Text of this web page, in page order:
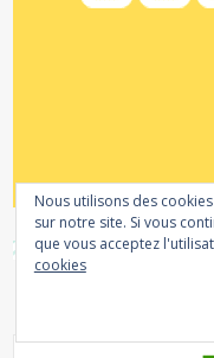
Nous utilisons des
sur notre site. Si vous
que vous acceptez
cookies